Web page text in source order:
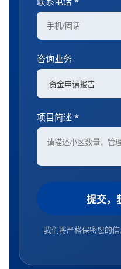
咨询业务
项目简述 *
提交，
我们将严格保密您的